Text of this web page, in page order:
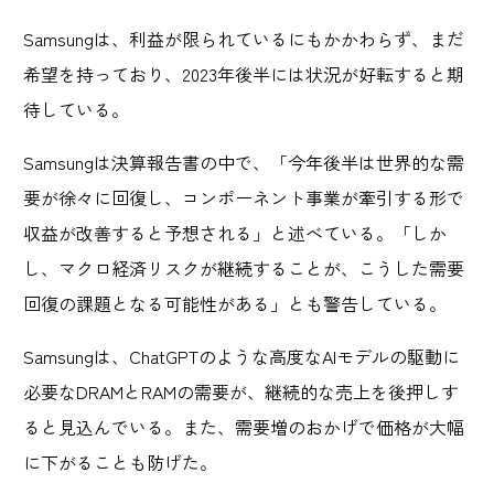
Samsungは、利益が限られているにもかかわらず、まだ
希望を持っており、2023年後半には状況が好転すると期
待している。
Samsungは決算報告書の中で、「今年後半は世界的な需
要が徐々に回復し、コンポーネント事業が牽引する形で
収益が改善すると予想される」と述べている。「しか
し、マクロ経済リスクが継続することが、こうした需要
回復の課題となる可能性がある」とも警告している。
Samsungは、ChatGPTのような高度なAIモデルの駆動に
必要なDRAMとRAMの需要が、継続的な売上を後押しす
ると見込んでいる。また、需要増のおかげで価格が大幅
に下がることも防げた。